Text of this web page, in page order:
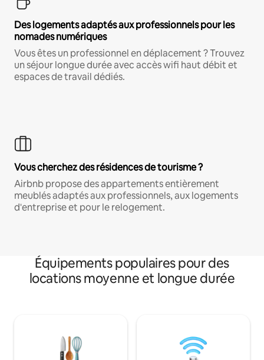
Des logements adaptés aux professionnels pour les
nomades numériques
Vous êtes un professionnel en déplacement ? Trouvez
un séjour longue durée avec accès wifi haut débit et
espaces de travail dédiés.
Vous cherchez des résidences de tourisme ?
Airbnb propose des appartements entièrement
meublés adaptés aux professionnels, aux logements
d'entreprise et pour le relogement.
Équipements populaires pour des
locations moyenne et longue durée